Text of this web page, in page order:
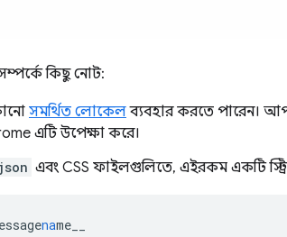
কিছু নোট:
সমর্থিত লোকেলব্যবহার করতে পারেন।
এটি উপেক্ষা করে।
এবং CSS ফাইলগুলিতে, এইরকম একটি
name__